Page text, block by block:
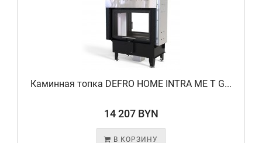
Каминная топка DEFRO HOME INTRA ME T G...
14 207 BYN
В КОРЗИНУ